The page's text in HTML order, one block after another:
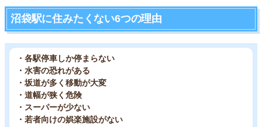
沼袋駅に住みたくない6つの理由
・各駅停車しか停まらない
・水害の恐れがある
・坂道が多く移動が大変
・道幅が狭く危険
・スーパーが少ない
・若者向けの娯楽施設がない